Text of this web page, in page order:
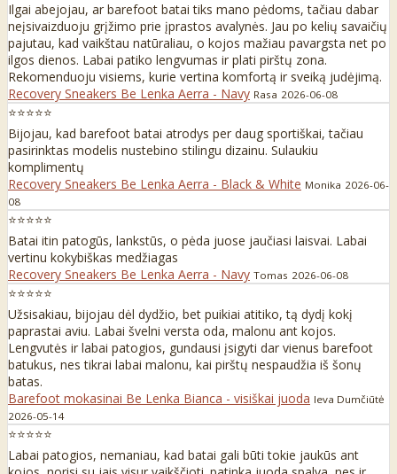
Ilgai abejojau, ar barefoot batai tiks mano pėdoms, tačiau dabar
neįsivaizduoju grįžimo prie įprastos avalynės. Jau po kelių savaičių
pajutau, kad vaikštau natūraliau, o kojos mažiau pavargsta net po
ilgos dienos. Labai patiko lengvumas ir plati pirštų zona.
Rekomenduoju visiems, kurie vertina komfortą ir sveiką judėjimą.
Recovery Sneakers Be Lenka Aerra - Navy Rasa 2026-06-08
⭐⭐⭐⭐⭐
Bijojau, kad barefoot batai atrodys per daug sportiškai, tačiau
pasirinktas modelis nustebino stilingu dizainu. Sulaukiu
komplimentų
Recovery Sneakers Be Lenka Aerra - Black & White Monika 2026-06-
08
⭐⭐⭐⭐⭐
Batai itin patogūs, lankstūs, o pėda juose jaučiasi laisvai. Labai
vertinu kokybiškas medžiagas
Recovery Sneakers Be Lenka Aerra - Navy Tomas 2026-06-08
⭐⭐⭐⭐⭐
Užsisakiau, bijojau dėl dydžio, bet puikiai atitiko, tą dydį kokį
paprastai aviu. Labai švelni versta oda, malonu ant kojos.
Lengvutės ir labai patogios, gundausi įsigyti dar vienus barefoot
batukus, nes tikrai labai malonu, kai pirštų nespaudžia iš šonų
batas.
Barefoot mokasinai Be Lenka Bianca - visiškai juoda Ieva Dumčiūtė
2026-05-14
⭐⭐⭐⭐⭐
Labai patogios, nemaniau, kad batai gali būti tokie jaukūs ant